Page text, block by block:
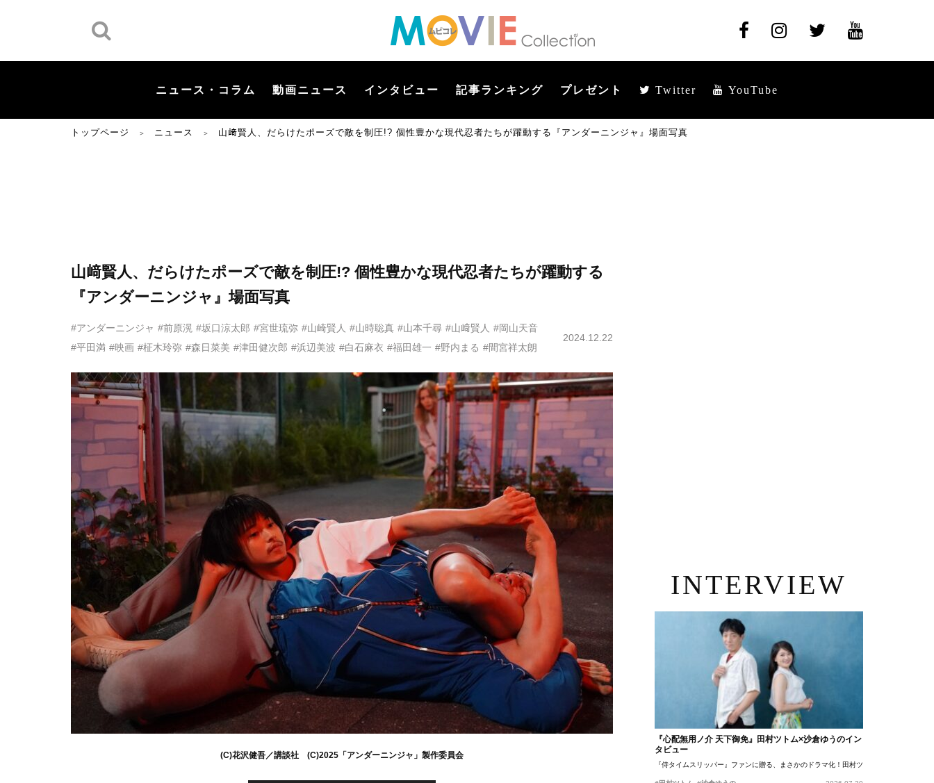
ニュース・コラム 動画ニュース インタビュー 記事ランキング プレゼント Twitter YouTube
トップページ ＞ ニュース ＞ 山﨑賢人、だらけたポーズで敵を制圧!? 個性豊かな現代忍者たちが躍動する『アンダーニンジャ』場面写真
山﨑賢人、だらけたポーズで敵を制圧!? 個性豊かな現代忍者たちが躍動する
『アンダーニンジャ』場面写真
#アンダーニンジャ #前原滉 #坂口涼太郎 #宮世琉弥 #山崎賢人 #山時聡真 #山本千尋 #山﨑賢人 #岡山天音
#平田満 #映画 #柾木玲弥 #森日菜美 #津田健次郎 #浜辺美波 #白石麻衣 #福田雄一 #野内まる #間宮祥太朗
2024.12.22
(C)花沢健吾／講談社 (C)2025「アンダーニンジャ」製作委員会
INTERVIEW
『心配無用ノ介 天下御免』田村ツトム×沙倉ゆうのイン
タビュー
『侍タイムスリッパー』ファンに贈る、まさかのドラマ化！田村ツトム×沙倉ゆうのが語